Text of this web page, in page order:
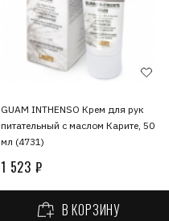
GUAM INTHENSO Крем для рук
питательный с маслом Карите, 50
мл (4731)
1 523 ₽
В КОРЗИНУ